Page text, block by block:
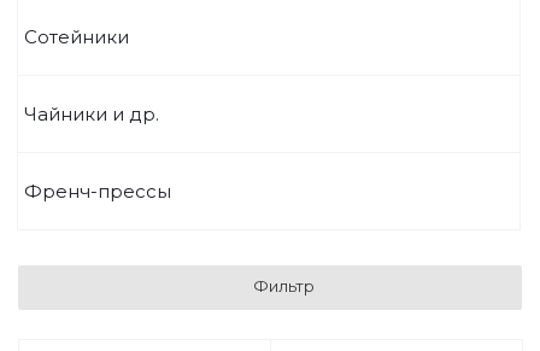
Сотейники
Чайники и др.
Френч-прессы
Фильтр